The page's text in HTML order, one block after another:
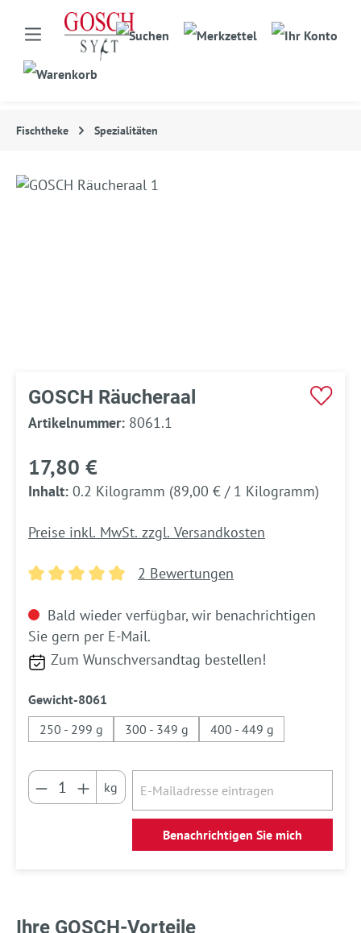
Fischtheke Spezialitäten
Bildergalerie überspringen
GOSCH Räucheraal
Artikelnummer: 8061.1
17,80 €
Inhalt: 0.2 Kilogramm (89,00 € / 1 Kilogramm)
Preise inkl. MwSt. zzgl. Versandkosten
2 Bewertungen
Bald wieder verfügbar, wir benachrichtigen
Sie gern per E-Mail.
Zum Wunschversandtag bestellen!
Gewicht-8061
250 - 299 g
300 - 349 g 400 - 449 g
kg
Benachrichtigen Sie mich
Ihre GOSCH-Vorteile